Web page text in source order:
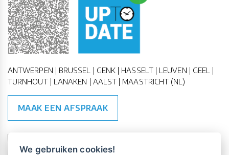
ANTWERPEN | BRUSSEL | GENK | HASSELT | LEUVEN | GEEL |
TURNHOUT | LANAKEN | AALST | MAASTRICHT (NL)
MAAK EEN AFSPRAAK
🇪🇺 🇧🇪
We gebruiken cookies!